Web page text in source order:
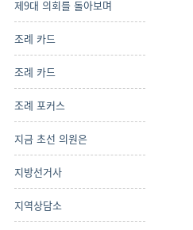
제9대 의회를 돌아보며
조례 카드
조례 카드
조례 포커스
지금 초선 의원은
지방선거사
지역상담소